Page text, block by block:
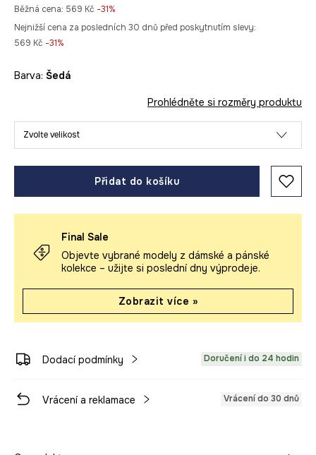
Běžná cena: 569 Kč -31%
Nejnižší cena za posledních 30 dnů před poskytnutím slevy:
569 Kč -31%
Barva: šedá
Prohlédněte si rozměry produktu
Zvolte velikost
Přidat do košíku
Final Sale
Objevte vybrané modely z dámské a pánské
kolekce – užijte si poslední dny výprodeje.
Zobrazit více »
Dodací podmínky Doručení i do 24 hodin
Vrácení a reklamace Vrácení do 30 dnů